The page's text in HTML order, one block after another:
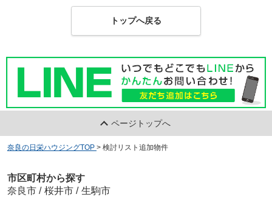
トップへ戻る
ページトップへ
奈良の日栄ハウジングTOP > 検討リスト追加物件
市区町村から探す
奈良市 / 桜井市 / 生駒市